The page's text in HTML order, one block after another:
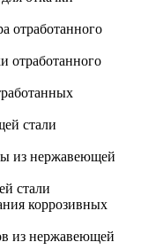
отработанного
отработанного
стали
из нержавеющей
стали
коррозивных
из нержавеющей